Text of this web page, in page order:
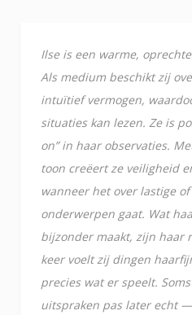
Ilse is een warme,
Als medium beschikt zij
intuïtief vermogen,
situaties kan lezen. Ze is
on” in haar observaties.
toon creëert ze veiligheid
wanneer het over lastige
onderwerpen gaat. Wat
bijzonder maakt, zijn haar
keer voelt zij dingen
precies wat er speelt.
uitspraken pas later echt